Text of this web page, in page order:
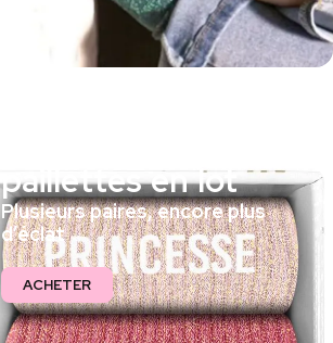
paillettes en lot
Plusieurs paires, encore plus
d’éclat
ACHETER